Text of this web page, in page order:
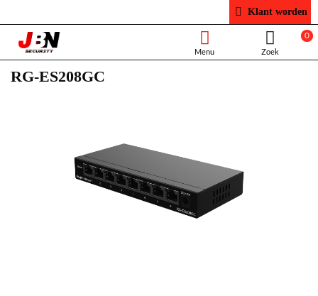
Klant worden
0
RG-ES208GC